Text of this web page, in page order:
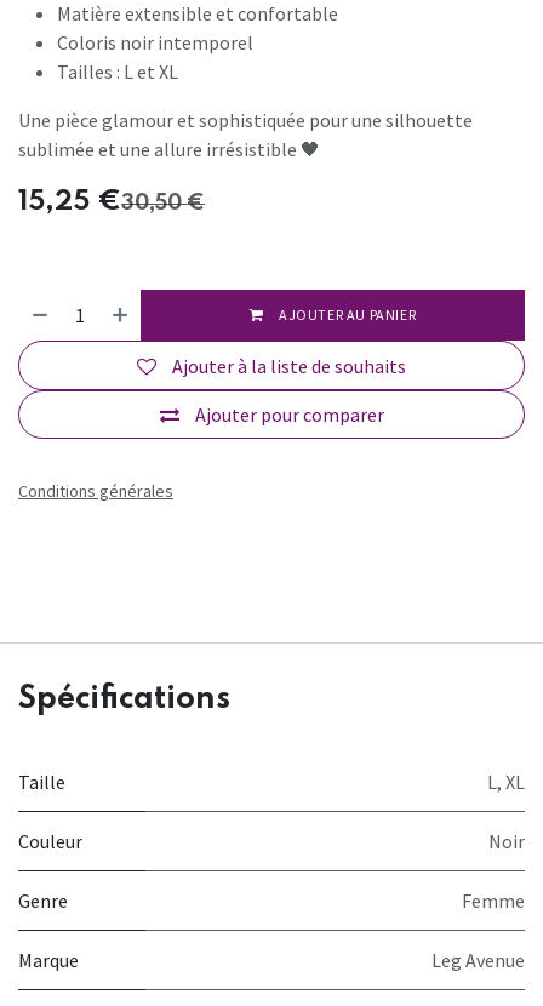
Matière extensible et confortable
Coloris noir intemporel
Tailles : L et XL
Une pièce glamour et sophistiquée pour une silhouette
sublimée et une allure irrésistible 🖤
15,25 €30,50€
AJOUTER AU PANIER
Ajouter pour comparer
Ajouter à la liste de souhaits
Conditions générales
Spécifications
Taille L, XL
Couleur Noir
Genre Femme
Marque Leg Avenue